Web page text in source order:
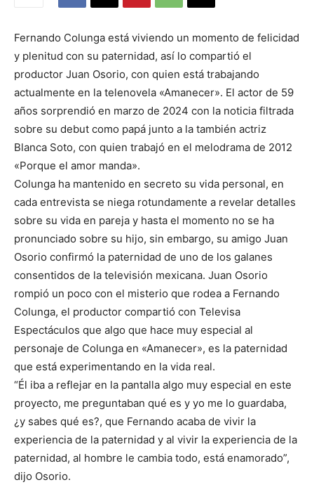
Fernando Colunga está viviendo un momento de felicidad
y plenitud con su paternidad, así lo compartió el
productor Juan Osorio, con quien está trabajando
actualmente en la telenovela «Amanecer». El actor de 59
años sorprendió en marzo de 2024 con la noticia filtrada
sobre su debut como papá junto a la también actriz
Blanca Soto, con quien trabajó en el melodrama de 2012
«Porque el amor manda».
Colunga ha mantenido en secreto su vida personal, en
cada entrevista se niega rotundamente a revelar detalles
sobre su vida en pareja y hasta el momento no se ha
pronunciado sobre su hijo, sin embargo, su amigo Juan
Osorio confirmó la paternidad de uno de los galanes
consentidos de la televisión mexicana. Juan Osorio
rompió un poco con el misterio que rodea a Fernando
Colunga, el productor compartió con Televisa
Espectáculos que algo que hace muy especial al
personaje de Colunga en «Amanecer», es la paternidad
que está experimentando en la vida real.
“Él iba a reflejar en la pantalla algo muy especial en este
proyecto, me preguntaban qué es y yo me lo guardaba,
¿y sabes qué es?, que Fernando acaba de vivir la
experiencia de la paternidad y al vivir la experiencia de la
paternidad, al hombre le cambia todo, está enamorado”,
dijo Osorio.